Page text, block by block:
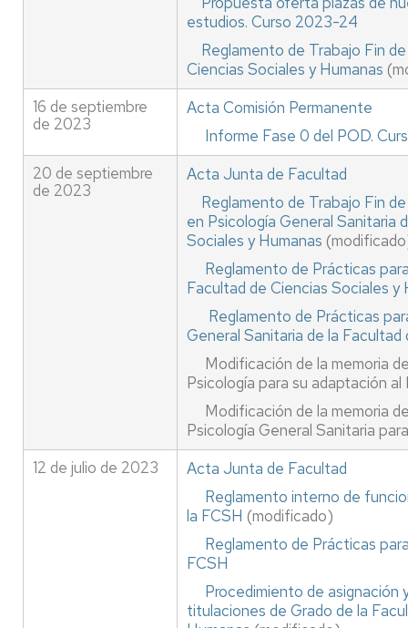
estudios. Curso 2023-24
Reglamento de Trabajo Fin
Ciencias Sociales y Humanas
16 de septiembre
de 2023
Acta Comisión Permanente
Informe Fase 0 del POD.
20 de septiembre
de 2023
Acta Junta de Facultad
Reglamento de Trabajo Fin
en Psicología General Sanitaria
Sociales y Humanas
Reglamento de Prácticas
Facultad de Ciencias Sociales y
Reglamento de Prácticas
General Sanitaria de la
Modificación de la memoria
Psicología para su adaptación
Modificación de la memoria
Psicología General Sanitaria
12 de julio de 2023
Acta Junta de Facultad
Reglamento interno de
la FCSH (modificado)
Reglamento de Prácticas
FCSH
Procedimiento de asignación
titulaciones de Grado de la